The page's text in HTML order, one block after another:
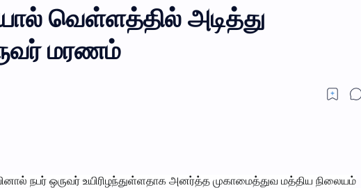
வெள்ளத்தில் அடித்து
மரணம்
நபர் ஒருவர் உயிரிழந்துள்ளதாக அனர்த்த முகாமைத்துவ மத்திய நிலையம்